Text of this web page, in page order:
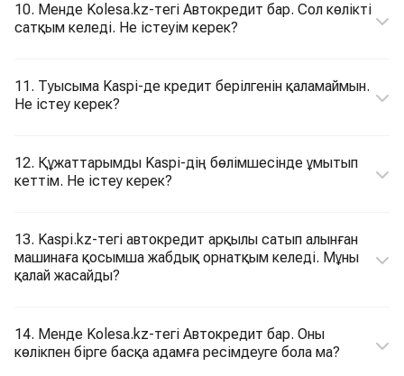
10. Менде Kolesa.kz-тегі Автокредит бар. Сол көлікті
сатқым келеді. Не істеуім керек?
11. Туысыма Kaspi-де кредит берілгенін қаламаймын.
Не істеу керек?
12. Құжаттарымды Kaspi-дің бөлімшесінде ұмытып
кеттім. Не істеу керек?
13. Kaspi.kz-тегі автокредит арқылы сатып алынған
машинаға қосымша жабдық орнатқым келеді. Мұны
қалай жасайды?
14. Менде Kolesa.kz-тегі Автокредит бар. Оны
көлікпен бірге басқа адамға ресімдеуге бола ма?